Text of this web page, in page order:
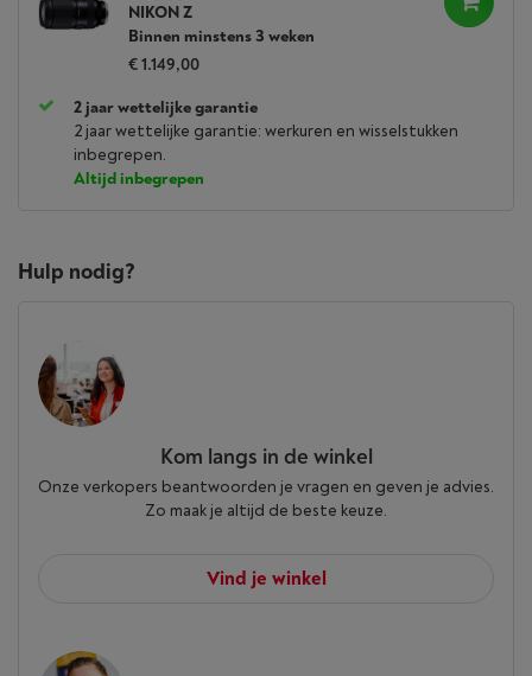
NIKON Z
Binnen minstens 3 weken
€ 1.149,00
2 jaar wettelijke garantie
2 jaar wettelijke garantie: werkuren en wisselstukken
inbegrepen.
Altijd inbegrepen
Hulp nodig?
Kom langs in de winkel
Onze verkopers beantwoorden je vragen en geven je advies.
Zo maak je altijd de beste keuze.
Vind je winkel